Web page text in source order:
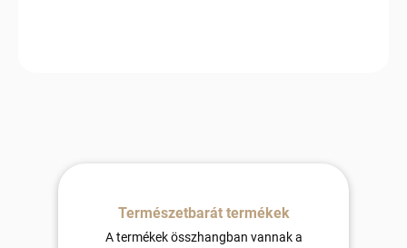
Természetbarát termékek
A termékek összhangban vannak a